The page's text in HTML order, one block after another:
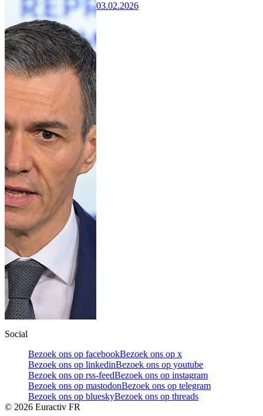
03.02.2026
Social
Bezoek ons op facebookBezoek ons op x
Bezoek ons op linkedinBezoek ons op youtube
Bezoek ons op rss-feedBezoek ons op instagram
Bezoek ons op mastodonBezoek ons op telegram
Bezoek ons op blueskyBezoek ons op threads
© 2026 Euractiv FR